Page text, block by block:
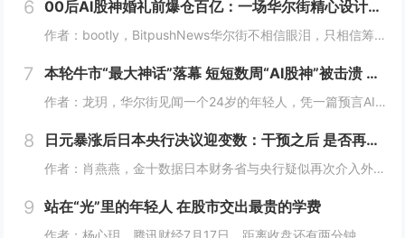
6 00后AI股神婚礼前爆仓百亿：一场华尔街精心设计的「猎杀」？
作者：bootly，BitpushNews华尔街不相信眼泪，只相信筹码。2026年7月的最后一周，一个00后年轻人用百亿美金的代价，再次验证了这个道理。故事的主角叫Leopold Aschenbrenner。如果你关注AI圈，可能听过这个名...
7 本轮牛市“最大神话”落幕 短短数周“AI股神”被击溃 Citatdel出手收购全部仓位
作者：龙玥，华尔街见闻一个24岁的年轻人，凭一篇预言AI改变世界的长文，在华尔街募到450亿美元，今年上半年爆赚439%。然而，在近期AI板块大跌的这一个月里，他把两年积累的神话，一口气输了个精光。7月30日，华尔街流出一条消息：一家只有8...
8 日元暴涨后日本央行决议迎变数：干预之后 是否再度加息？
作者：肖燕燕，金十数据日本财务省与央行疑似再次介入外汇市场后，周四日元出现逾两年来最大单日涨幅。日本《日经新闻》报道称，日本政府和日本央行可能采取了汇市干预措施，以遏制日元持续疲软的走势。美国财长贝森特表示，“日本可能在（美东时间）周四早些...
9 站在“光”里的年轻人 在股市交出最贵的学费
作者：杨心玥，腾讯财经7月17日，距离收盘还有两分钟，陈娅躲进了公司的厕所。她把隔间门锁上，盯着手机里一片刺眼的绿色。她咬了咬牙，把账户里“财通四子”、通信ETF全部卖掉。当时，这些基金盘中模拟净值跌幅都接近10%。陈娅是近期重仓光模块的年...